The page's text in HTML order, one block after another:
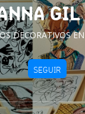
GIL
DECORATIVOS
SEGUIR